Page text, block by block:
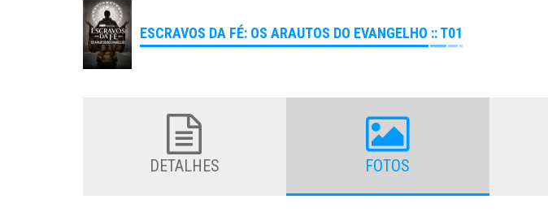
ESCRAVOS DA FÉ: OS ARAUTOS DO EVANGELHO :: T01
DETALHES FOTOS